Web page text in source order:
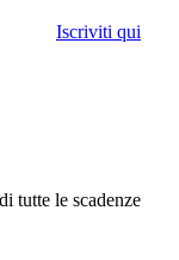
Iscriviti qui
tutte le scadenze